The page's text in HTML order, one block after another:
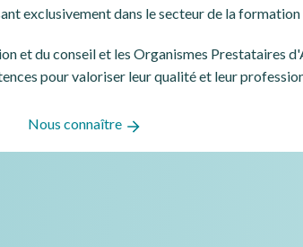
exclusivement dans le secteur de la formation
et du conseil et les Organismes Prestataires
pour valoriser leur qualité et leur
Nous connaître